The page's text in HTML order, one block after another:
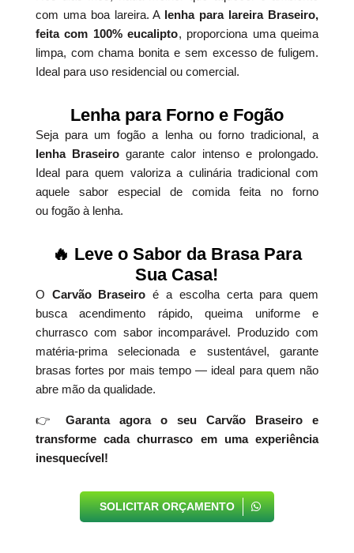
com uma boa lareira. A lenha para lareira Braseiro,
feita com 100% eucalipto, proporciona uma queima
limpa, com chama bonita e sem excesso de fuligem.
Ideal para uso residencial ou comercial.
Lenha para Forno e Fogão
Seja para um fogão a lenha ou forno tradicional, a
lenha Braseirogarante calor intenso e prolongado.
Ideal para quem valoriza a culinária tradicional com
aquele sabor especial de comida feita no forno
ou fogão à lenha.
🔥 Leve o Sabor da Brasa Para
Sua Casa!
O Carvão Braseiro é a escolha certa para quem
busca acendimento rápido, queima uniforme e
churrasco com sabor incomparável. Produzido com
matéria-prima selecionada e sustentável, garante
brasas fortes por mais tempo — ideal para quem não
abre mão da qualidade.
👉
Garanta agora o seu Carvão Braseiro e
transforme cada churrasco em uma experiência
inesquecível!
SOLICITAR ORÇAMENTO